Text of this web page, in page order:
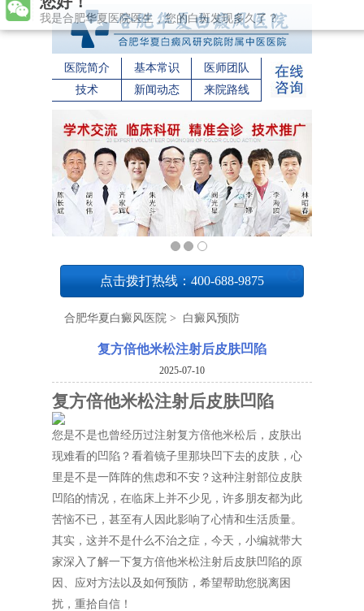
医院简介 基本常识
医师团队
技术
新闻动态 来院路线
点击拨打热线：400-688-9875
合肥华夏白癜风医院 > 白癜风预防
复方倍他米松注射后皮肤凹陷
2025-07-10
复方倍他米松注射后皮肤凹陷
您是不是也曾经历过注射复方倍他米松后，皮肤出
现难看的凹陷？看着镜子里那块凹下去的皮肤，心
里是不是一阵阵的焦虑和不安？这种注射部位皮肤
凹陷的情况，在临床上并不少见，许多朋友都为此
苦恼不已，甚至有人因此影响了心情和生活质量。
其实，这并不是什么不治之症，今天，小编就带大
家深入了解一下复方倍他米松注射后皮肤凹陷的原
因、应对方法以及如何预防，希望帮助您脱离困
扰，重拾自信！
我是合肥华夏医院医生，您的白斑发现多久了？